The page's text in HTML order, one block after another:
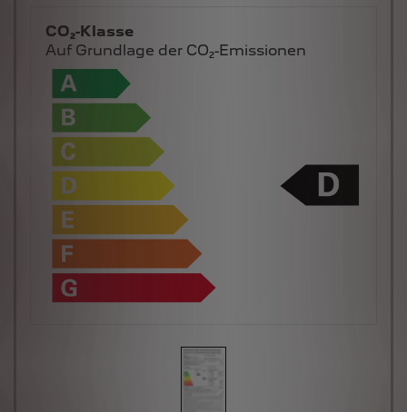
CO₂-Klasse
Auf Grundlage der CO₂-Emissionen